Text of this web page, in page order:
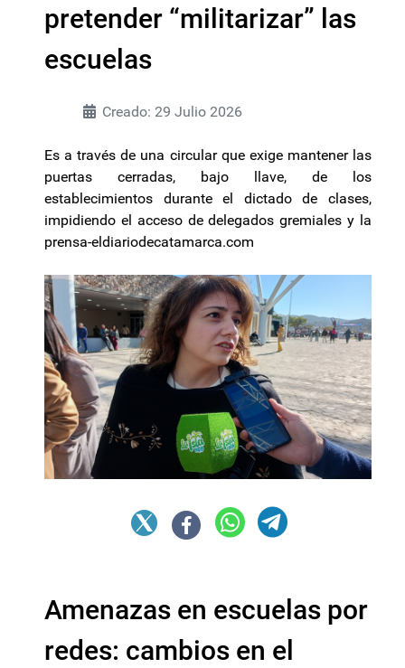
pretender “militarizar” las
escuelas
Creado: 29 Julio 2026
Es a través de una circular que exige mantener las
puertas cerradas, bajo llave, de los
establecimientos durante el dictado de clases,
impidiendo el acceso de delegados gremiales y la
prensa-eldiariodecatamarca.com
Amenazas en escuelas por
redes: cambios en el